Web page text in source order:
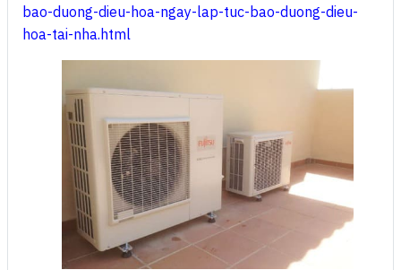
bao-duong-dieu-hoa-ngay-lap-tuc-bao-duong-dieu-
hoa-tai-nha.html